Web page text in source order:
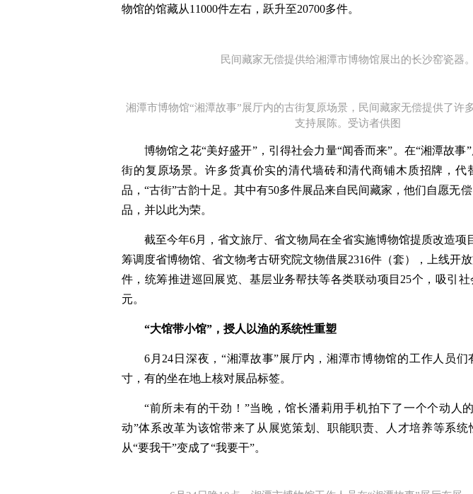
物馆的馆藏从11000件左右，跃升至20700多件。
民间藏家无偿提供给湘潭市博物馆展出的长沙窑瓷器。​
湘潭市博物馆“湘潭故事”展厅内的古街复原场景，民间藏家无偿提供了许
博物馆之花“美好盛开”，引得社会力量“闻香而来”。在“湘潭故事
街的复原场景。许多货真价实的清代墙砖和清代商铺木质招牌，代